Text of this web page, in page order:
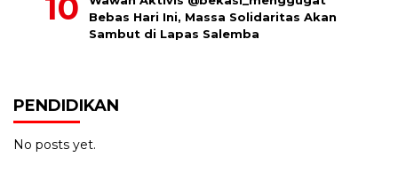
Bebas Hari Ini, Massa Solidaritas Akan
Sambut di Lapas Salemba
PENDIDIKAN
No posts yet.